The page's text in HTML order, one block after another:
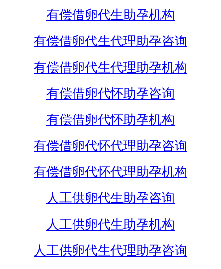
有偿借卵代生助孕机构
有偿借卵代生代理助孕咨询
有偿借卵代生代理助孕机构
有偿借卵代怀助孕咨询
有偿借卵代怀助孕机构
有偿借卵代怀代理助孕咨询
有偿借卵代怀代理助孕机构
人工供卵代生助孕咨询
人工供卵代生助孕机构
人工供卵代生代理助孕咨询